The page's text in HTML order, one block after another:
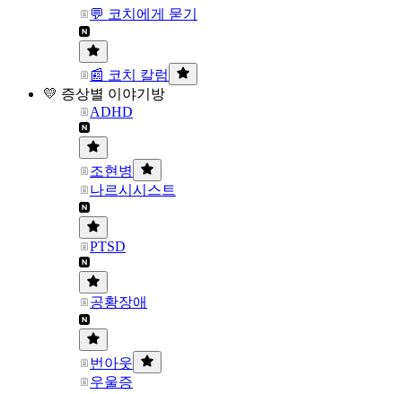
💬 코치에게 묻기
📰 코치 칼럼
💛 증상별 이야기방
ADHD
조현병
나르시시스트
PTSD
공황장애
번아웃
우울증